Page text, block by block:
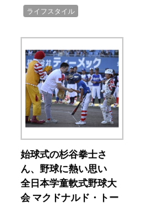
ライフスタイル
始球式の杉谷拳士さ
ん、野球に熱い思い
全日本学童軟式野球大
会 マクドナルド・トー